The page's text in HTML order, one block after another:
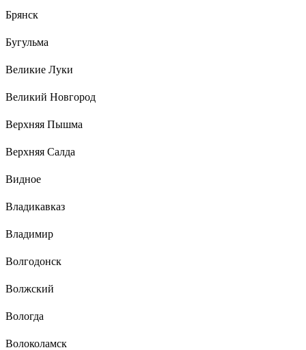
Брянск
Бугульма
Великие Луки
Великий Новгород
Верхняя Пышма
Верхняя Салда
Видное
Владикавказ
Владимир
Волгодонск
Волжский
Вологда
Волоколамск